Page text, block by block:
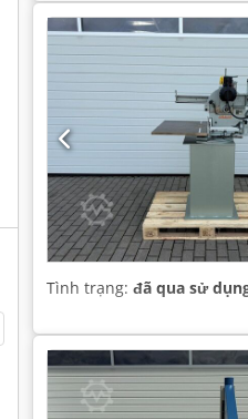
Tình trạng: đã qua sử